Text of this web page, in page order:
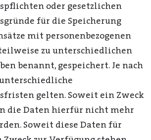
oder gesetzlichen
für die Speicherung
mit personenbezogenen
zu unterschiedlichen
benannt, gespeichert. Je nach
gelten. Soweit ein Zweck
die Daten hierfür nicht mehr
Soweit diese Daten für